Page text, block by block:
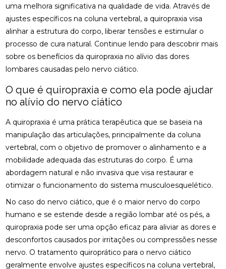
uma melhora significativa na qualidade de vida. Através de
ajustes específicos na coluna vertebral, a quiropraxia visa
alinhar a estrutura do corpo, liberar tensões e estimular o
processo de cura natural. Continue lendo para descobrir mais
sobre os benefícios da quiropraxia no alívio das dores
lombares causadas pelo nervo ciático.
O que é quiropraxia e como ela pode ajudar
no alívio do nervo ciático
A quiropraxia é uma prática terapêutica que se baseia na
manipulação das articulações, principalmente da coluna
vertebral, com o objetivo de promover o alinhamento e a
mobilidade adequada das estruturas do corpo. É uma
abordagem natural e não invasiva que visa restaurar e
otimizar o funcionamento do sistema musculoesquelético.
No caso do nervo ciático, que é o maior nervo do corpo
humano e se estende desde a região lombar até os pés, a
quiropraxia pode ser uma opção eficaz para aliviar as dores e
desconfortos causados por irritações ou compressões nesse
nervo. O tratamento quiroprático para o nervo ciático
geralmente envolve ajustes específicos na coluna vertebral,
ACUPUNTURA PARA ALIVIAR NERVO CIÁTICO
ACUPUNTURA PARA COLUNA: COMO ALIVIAR
DORES E PROMOVER A SAÚDE
ACUPUNTURA PARA ENXAQUECA ALIVIA A DOR E
MELHORA A QUALIDADE DE VIDA
DORES COM ESTA ABORDAGEM NATURAL
ACUPUNTURA PARA ENXAQUECA: ALÍVIO EFICAZ
ACUPUNTURA PARA ENXAQUECA: ALÍVIO NATURAL
ACUPUNTURA PARA NERVO CIÁTICO: ALÍVIO EFICAZ
PARA A DOR E MELHORA DA MOBILIDADE
ACUPUNTURA PARA NERVO CIÁTICO: ALÍVIO EFICAZ
PARA DOR E MELHORA DA MOBILIDADE
ACUPUNTURA PARA O NERVO CIÁTICO: ALÍVIO
NATURAL E EFICAZ
ACUPUNTURA PERTO DE MIM: ENCONTRE O
osteopatia cervical osteopatia coluna
osteopatia hérnia de disco osteopatia nervo ciático
palmilha fascite plantar preço palmilha joanete
palmilha ortopedica preço palmilha para pé chato
palmilha para pé chato preço
palmilha sob medida preço quiropraxia
quiropraxia RJ quiropraxia cervical
quiropraxia para joelho quiropraxia para nervo ciático
quiropraxia perto quiropraxia perto de mim